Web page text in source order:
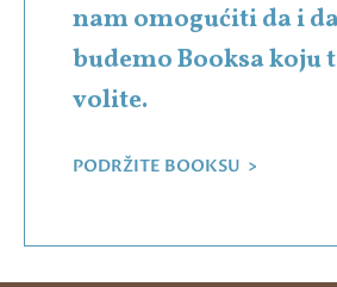
nam omogućiti da i
budemo Booksa koju
volite.
PODRŽITE BOOKSU >